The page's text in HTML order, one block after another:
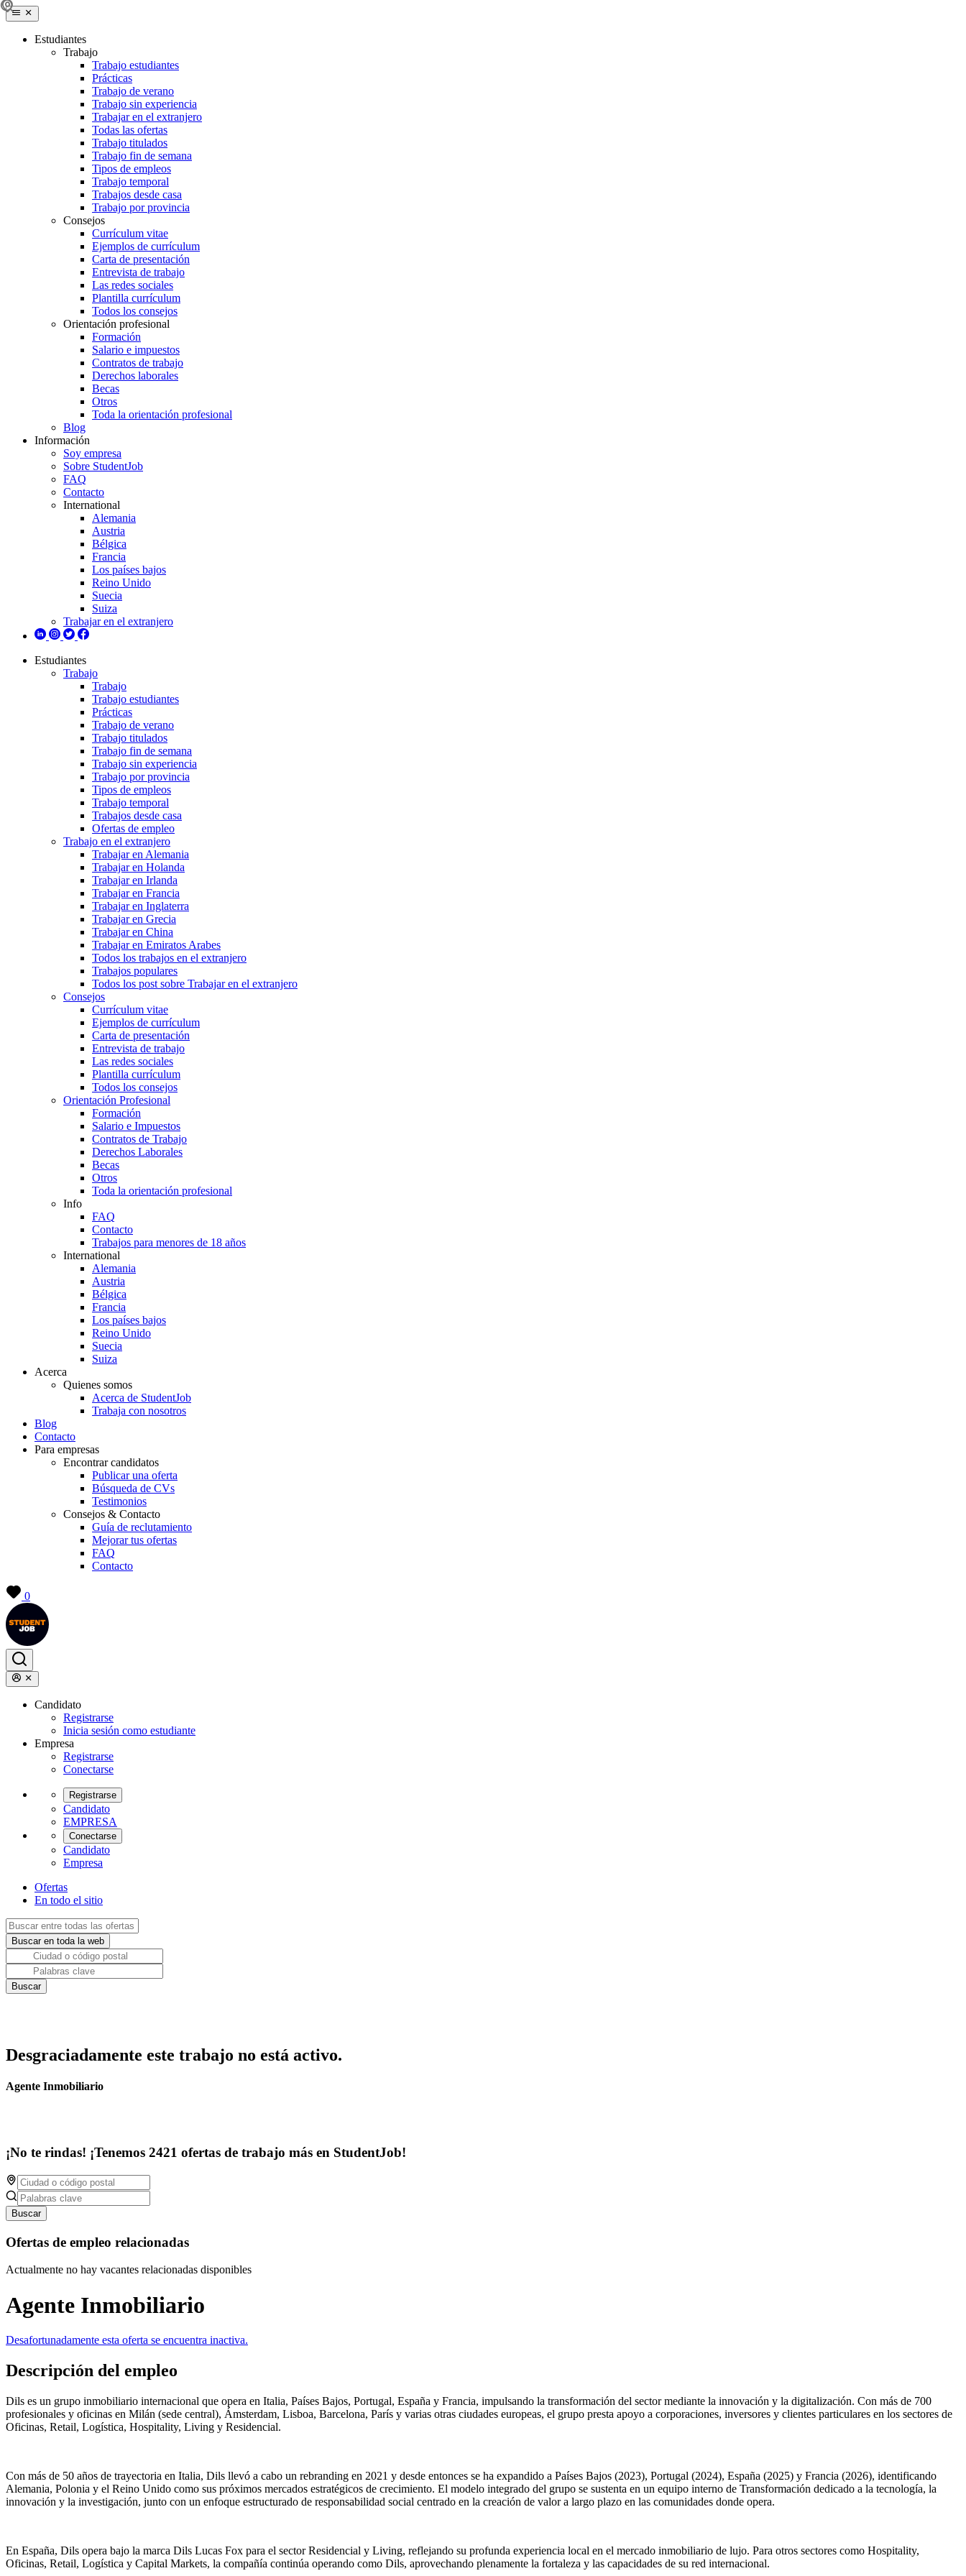
Estudiantes
Trabajo
Trabajo estudiantes
Prácticas
Trabajo de verano
Trabajo sin experiencia
Trabajar en el extranjero
Todas las ofertas
Trabajo titulados
Trabajo fin de semana
Tipos de empleos
Trabajo temporal
Trabajos desde casa
Trabajo por provincia
Consejos
Currículum vitae
Ejemplos de currículum
Carta de presentación
Entrevista de trabajo
Las redes sociales
Plantilla currículum
Todos los consejos
Orientación profesional
Formación
Salario e impuestos
Contratos de trabajo
Derechos laborales
Becas
Otros
Toda la orientación profesional
Blog
Información
Soy empresa
Sobre StudentJob
FAQ
Contacto
International
Alemania
Austria
Bélgica
Francia
Los países bajos
Reino Unido
Suecia
Suiza
Trabajar en el extranjero
Estudiantes
Trabajo
Trabajo
Trabajo estudiantes
Prácticas
Trabajo de verano
Trabajo titulados
Trabajo fin de semana
Trabajo sin experiencia
Trabajo por provincia
Tipos de empleos
Trabajo temporal
Trabajos desde casa
Ofertas de empleo
Trabajo en el extranjero
Trabajar en Alemania
Trabajar en Holanda
Trabajar en Irlanda
Trabajar en Francia
Trabajar en Inglaterra
Trabajar en Grecia
Trabajar en China
Trabajar en Emiratos Arabes
Todos los trabajos en el extranjero
Trabajos populares
Todos los post sobre Trabajar en el extranjero
Consejos
Currículum vitae
Ejemplos de currículum
Carta de presentación
Entrevista de trabajo
Las redes sociales
Plantilla currículum
Todos los consejos
Orientación Profesional
Formación
Salario e Impuestos
Contratos de Trabajo
Derechos Laborales
Becas
Otros
Toda la orientación profesional
Info
FAQ
Contacto
Trabajos para menores de 18 años
International
Alemania
Austria
Bélgica
Francia
Los países bajos
Reino Unido
Suecia
Suiza
Acerca
Quienes somos
Acerca de StudentJob
Trabaja con nosotros
Blog
Contacto
Para empresas
Encontrar candidatos
Publicar una oferta
Búsqueda de CVs
Testimonios
Consejos & Contacto
Guía de reclutamiento
Mejorar tus ofertas
FAQ
Contacto
0
Candidato
Registrarse
Inicia sesión como estudiante
Empresa
Registrarse
Conectarse
Registrarse
Candidato
EMPRESA
Conectarse
Candidato
Empresa
Ofertas
En todo el sitio
Desgraciadamente este trabajo no está activo.
Agente Inmobiliario
¡No te rindas! ¡Tenemos 2421 ofertas de trabajo más en StudentJob!
Buscar
Ofertas de empleo relacionadas
Actualmente no hay vacantes relacionadas disponibles
Agente Inmobiliario
Desafortunadamente esta oferta se encuentra inactiva.
Descripción del empleo
Dils es un grupo inmobiliario internacional que opera en Italia, Países Bajos, Portugal, España y Francia, impulsando la transformación del sector mediante la innovación y la digitalización. Con más de 700
profesionales y oficinas en Milán (sede central), Ámsterdam, Lisboa, Barcelona, París y varias otras ciudades europeas, el grupo presta apoyo a corporaciones, inversores y clientes particulares en los sectores de
Oficinas, Retail, Logística, Hospitality, Living y Residencial.
Con más de 50 años de trayectoria en Italia, Dils llevó a cabo un rebranding en 2021 y desde entonces se ha expandido a Países Bajos (2023), Portugal (2024), España (2025) y Francia (2026), identificando
Alemania, Polonia y el Reino Unido como sus próximos mercados estratégicos de crecimiento. El modelo integrado del grupo se sustenta en un equipo interno de Transformación dedicado a la tecnología, la
innovación y la investigación, junto con un enfoque estructurado de responsabilidad social centrado en la creación de valor a largo plazo en las comunidades donde opera.
En España, Dils opera bajo la marca Dils Lucas Fox para el sector Residencial y Living, reflejando su profunda experiencia local en el mercado inmobiliario de lujo. Para otros sectores como Hospitality,
Oficinas, Retail, Logística y Capital Markets, la compañía continúa operando como Dils, aprovechando plenamente la fortaleza y las capacidades de su red internacional.